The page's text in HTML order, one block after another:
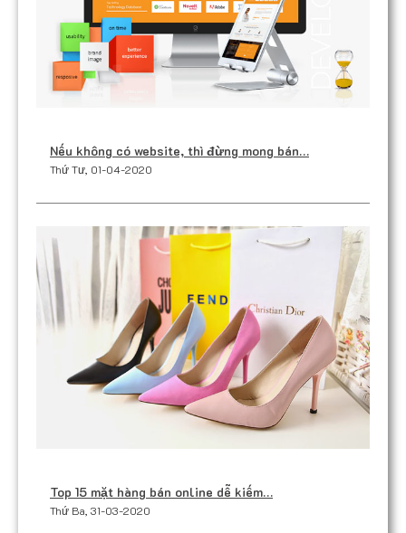
Nếu không có website, thì đừng mong bán…
Thứ Tư, 01-04-2020
Top 15 mặt hàng bán online dễ kiếm…
Thứ Ba, 31-03-2020